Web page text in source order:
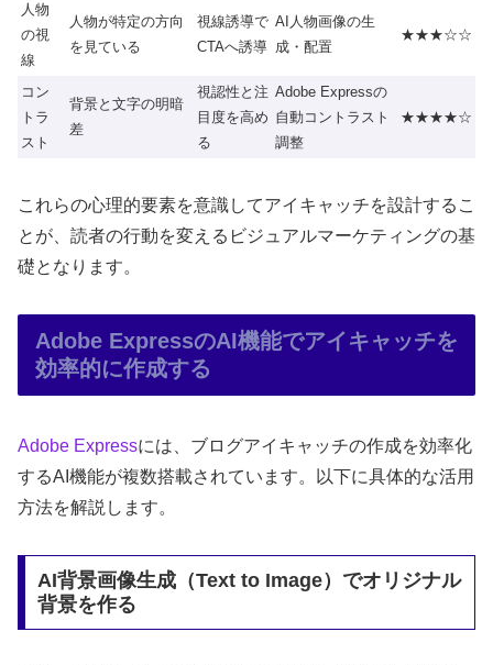
人物
の視
線
人物が特定の方向
を見ている
視線誘導で
CTAへ誘導
AI人物画像の生
成・配置
★★★☆☆
コン
トラ
スト
背景と文字の明暗
差
視認性と注
目度を高め
る
Adobe Expressの
自動コントラスト
調整
★★★★☆
これらの心理的要素を意識してアイキャッチを設計するこ
とが、読者の行動を変えるビジュアルマーケティングの基
礎となります。
Adobe ExpressのAI機能でアイキャッチを
効率的に作成する
Adobe Expressには、ブログアイキャッチの作成を効率化
するAI機能が複数搭載されています。以下に具体的な活用
方法を解説します。
AI背景画像生成（Text to Image）でオリジナル
背景を作る